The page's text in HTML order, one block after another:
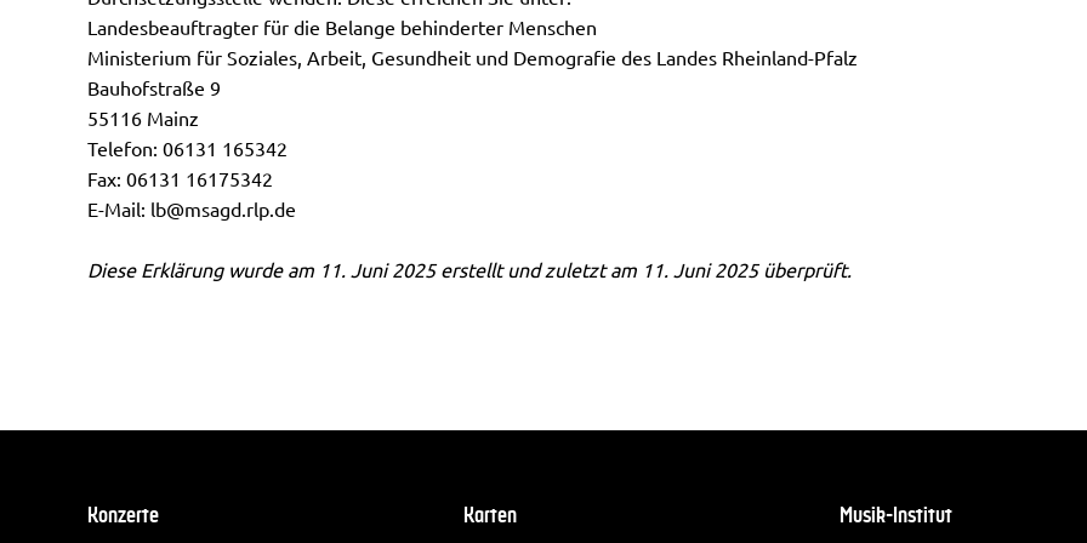
Landesbeauftragter für die Belange behinderter Menschen
Ministerium für Soziales, Arbeit, Gesundheit und Demografie des Landes Rheinland-Pfalz
Bauhofstraße 9
55116 Mainz
Telefon: 06131 165342
Fax: 06131 16175342
E-Mail: lb@msagd.rlp.de
Diese Erklärung wurde am 11. Juni 2025 erstellt und zuletzt am 11. Juni 2025 überprüft.
Konzerte Karten Musik-Institut